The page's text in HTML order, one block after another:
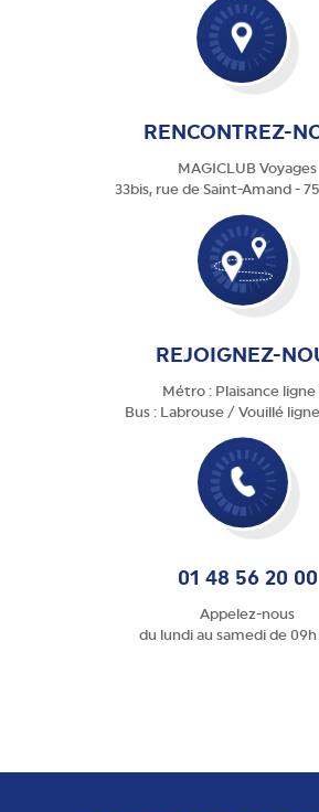
RENCONTREZ-
MAGICLUB Voyages
33bis, rue de Saint-Amand -
REJOIGNEZ-
Métro : Plaisance ligne
Bus : Labrouse / Vouillé
01 48 56 20 00
Appelez-nous
du lundi au samedi de 09h